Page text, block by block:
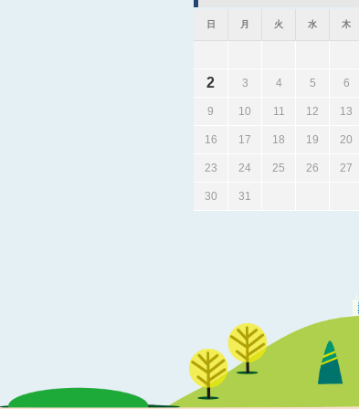
日 月 火 水 木
2
3 4 5 6
9 10 11 12 13
16 17 18 19 20
23 24 25 26 27
30 31